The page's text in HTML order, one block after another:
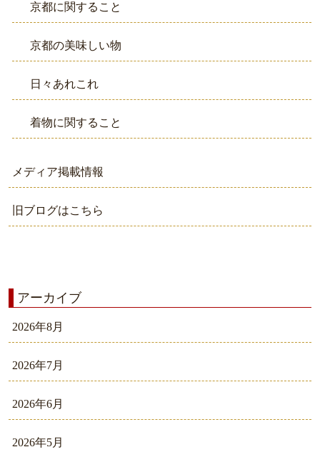
京都に関すること
京都の美味しい物
日々あれこれ
着物に関すること
メディア掲載情報
旧ブログはこちら
アーカイブ
2026年8月
2026年7月
2026年6月
2026年5月